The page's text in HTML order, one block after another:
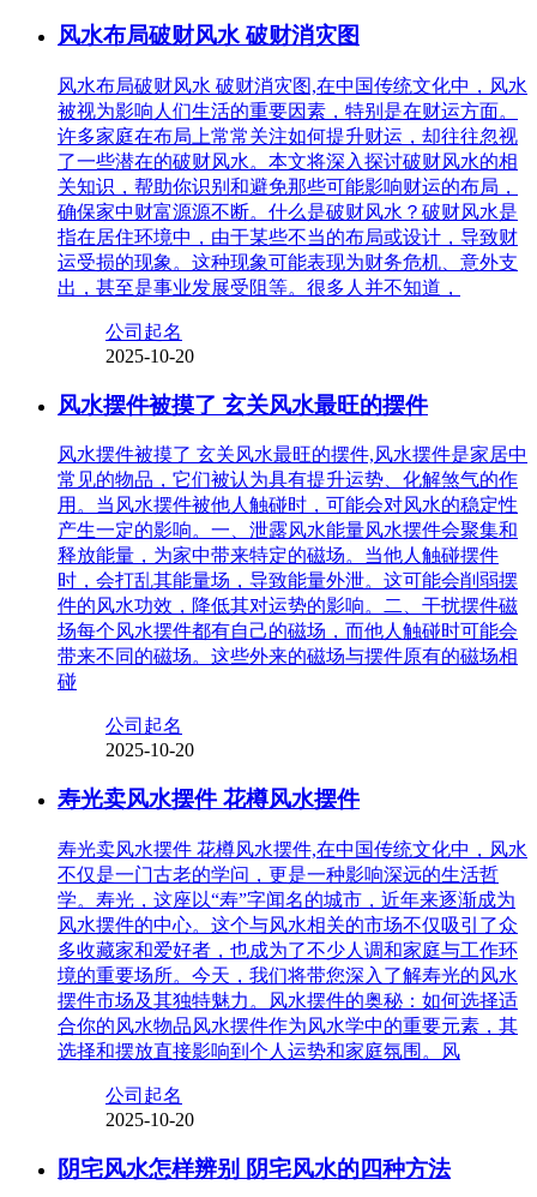
风水布局破财风水 破财消灾图
风水布局破财风水 破财消灾图,在中国传统文化中，风水
被视为影响人们生活的重要因素，特别是在财运方面。
许多家庭在布局上常常关注如何提升财运，却往往忽视
了一些潜在的破财风水。本文将深入探讨破财风水的相
关知识，帮助你识别和避免那些可能影响财运的布局，
确保家中财富源源不断。什么是破财风水？破财风水是
指在居住环境中，由于某些不当的布局或设计，导致财
运受损的现象。这种现象可能表现为财务危机、意外支
出，甚至是事业发展受阻等。很多人并不知道，
公司起名
2025-10-20
风水摆件被摸了 玄关风水最旺的摆件
风水摆件被摸了 玄关风水最旺的摆件,风水摆件是家居中
常见的物品，它们被认为具有提升运势、化解煞气的作
用。当风水摆件被他人触碰时，可能会对风水的稳定性
产生一定的影响。一、泄露风水能量风水摆件会聚集和
释放能量，为家中带来特定的磁场。当他人触碰摆件
时，会打乱其能量场，导致能量外泄。这可能会削弱摆
件的风水功效，降低其对运势的影响。二、干扰摆件磁
场每个风水摆件都有自己的磁场，而他人触碰时可能会
带来不同的磁场。这些外来的磁场与摆件原有的磁场相
碰
公司起名
2025-10-20
寿光卖风水摆件 花樽风水摆件
寿光卖风水摆件 花樽风水摆件,在中国传统文化中，风水
不仅是一门古老的学问，更是一种影响深远的生活哲
学。寿光，这座以“寿”字闻名的城市，近年来逐渐成为
风水摆件的中心。这个与风水相关的市场不仅吸引了众
多收藏家和爱好者，也成为了不少人调和家庭与工作环
境的重要场所。今天，我们将带您深入了解寿光的风水
摆件市场及其独特魅力。风水摆件的奥秘：如何选择适
合你的风水物品风水摆件作为风水学中的重要元素，其
选择和摆放直接影响到个人运势和家庭氛围。风
公司起名
2025-10-20
阴宅风水怎样辨别 阴宅风水的四种方法